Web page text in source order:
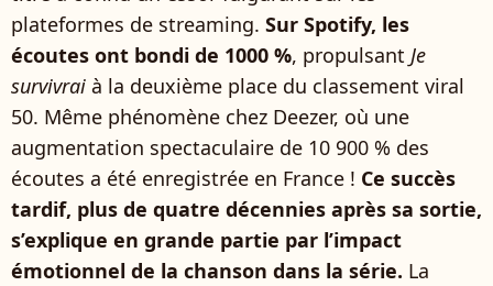
plateformes de streaming. Sur Spotify, les
écoutes ont bondi de 1000 %, propulsant Je
survivrai à la deuxième place du classement viral
50. Même phénomène chez Deezer, où une
augmentation spectaculaire de 10 900 % des
écoutes a été enregistrée en France ! Ce succès
tardif, plus de quatre décennies après sa sortie,
s’explique en grande partie par l’impact
émotionnel de la chanson dans la série. La